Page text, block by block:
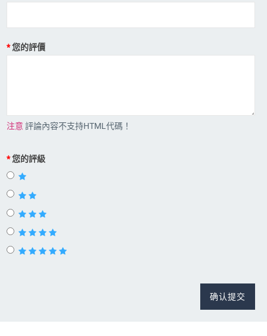
您的評價
注意 評論內容不支持HTML代碼！
您的評級
确认提交